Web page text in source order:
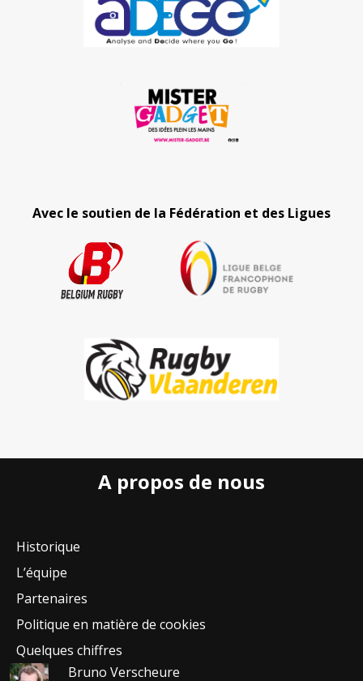
Avec le soutien de la Fédération et des Ligues
A propos de nous
Historique
L’équipe
Partenaires
Politique en matière de cookies
Quelques chiffres
Bruno Verscheure